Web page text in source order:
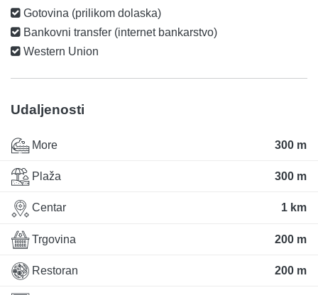
Gotovina (prilikom dolaska)
Bankovni transfer (internet bankarstvo)
Western Union
Udaljenosti
More 300 m
Plaža 300 m
Centar 1 km
Trgovina 200 m
Restoran 200 m